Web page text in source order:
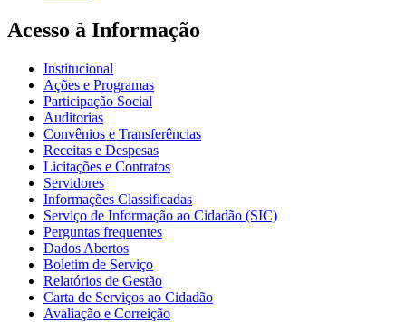
Acesso à Informação
Institucional
Ações e Programas
Participação Social
Auditorias
Convênios e Transferências
Receitas e Despesas
Licitações e Contratos
Servidores
Informações Classificadas
Serviço de Informação ao Cidadão (SIC)
Perguntas frequentes
Dados Abertos
Boletim de Serviço
Relatórios de Gestão
Carta de Serviços ao Cidadão
Avaliação e Correição